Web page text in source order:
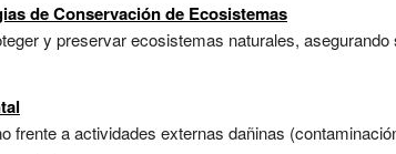
de Conservación de Ecosistemas
y preservar ecosistemas naturales,
frente a actividades externas dañinas